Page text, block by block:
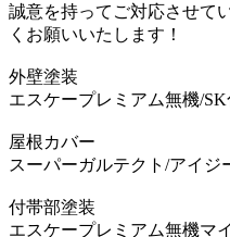
誠意を持ってご対応させて
くお願いいたします！
外壁塗装
エスケープレミアム無機/
屋根カバー
スーパーガルテクト/アイジ
付帯部塗装
エスケープレミアム無機マ